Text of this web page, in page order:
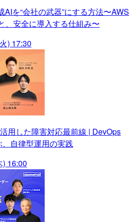
AIを“会社の武器”にする方法〜AWS
、安全に導入する仕組み〜
) 17:30
用した障害対応最前線 | DevOps
自律型運用の実践
16:00